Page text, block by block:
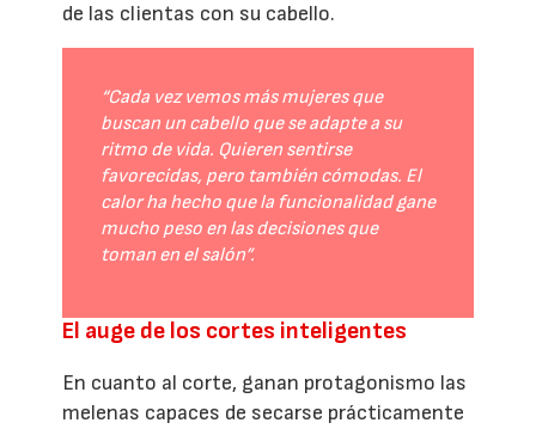
de las clientas con su cabello.
“Cada vez vemos más mujeres que
buscan un cabello que se adapte a su
ritmo de vida. Quieren sentirse
favorecidas, pero también cómodas. El
calor ha hecho que la funcionalidad gane
mucho peso en las decisiones que
toman en el salón”.
El auge de los cortes inteligentes
En cuanto al corte, ganan protagonismo las
melenas capaces de secarse prácticamente